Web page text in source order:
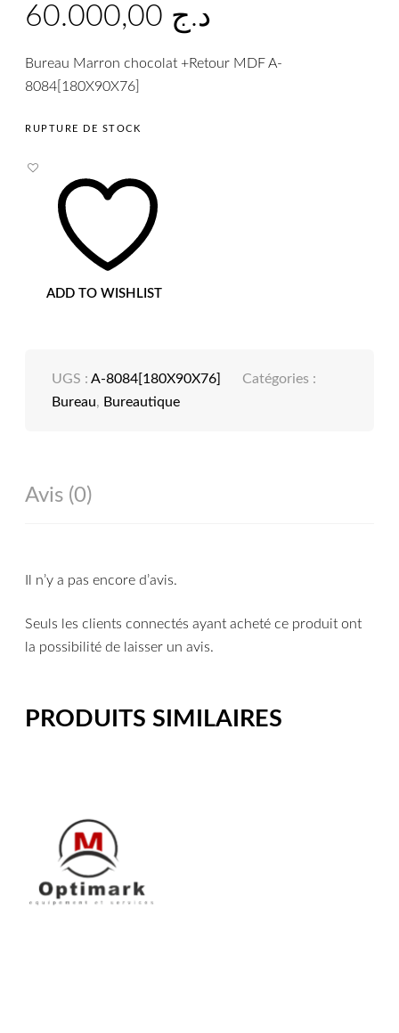
د.ج
Bureau Marron chocolat +Retour MDF A-
8084[180X90X76]
RUPTURE DE STOCK
ADD TO WISHLIST
UGS :A-8084[180X90X76]
Catégories :
Bureau, Bureautique
Avis (0)
Il n’y a pas encore d’avis.
Seuls les clients connectés ayant acheté ce produit ont
la possibilité de laisser un avis.
PRODUITS SIMILAIRES